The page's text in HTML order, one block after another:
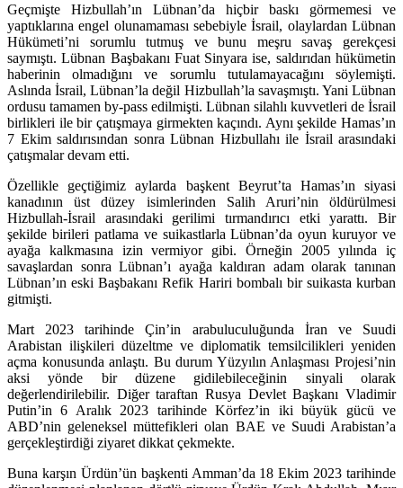
Geçmişte Hizbullah’ın Lübnan’da hiçbir baskı görmemesi ve
yaptıklarına engel olunamaması sebebiyle İsrail, olaylardan Lübnan
Hükümeti’ni sorumlu tutmuş ve bunu meşru savaş gerekçesi
saymıştı. Lübnan Başbakanı Fuat Sinyara ise, saldırıdan hükümetin
haberinin olmadığını ve sorumlu tutulamayacağını söylemişti.
Aslında İsrail, Lübnan’la değil Hizbullah’la savaşmıştı. Yani Lübnan
ordusu tamamen by-pass edilmişti. Lübnan silahlı kuvvetleri de İsrail
birlikleri ile bir çatışmaya girmekten kaçındı. Aynı şekilde Hamas’ın
7 Ekim saldırısından sonra Lübnan Hizbullahı ile İsrail arasındaki
çatışmalar devam etti.
Özellikle geçtiğimiz aylarda başkent Beyrut’ta Hamas’ın siyasi
kanadının üst düzey isimlerinden Salih Aruri’nin öldürülmesi
Hizbullah-İsrail arasındaki gerilimi tırmandırıcı etki yarattı. Bir
şekilde birileri patlama ve suikastlarla Lübnan’da oyun kuruyor ve
ayağa kalkmasına izin vermiyor gibi. Örneğin 2005 yılında iç
savaşlardan sonra Lübnan’ı ayağa kaldıran adam olarak tanınan
Lübnan’ın eski Başbakanı Refik Hariri bombalı bir suikasta kurban
gitmişti.
Mart 2023 tarihinde Çin’in arabuluculuğunda İran ve Suudi
Arabistan ilişkileri düzeltme ve diplomatik temsilcilikleri yeniden
açma konusunda anlaştı. Bu durum Yüzyılın Anlaşması Projesi’nin
aksi yönde bir düzene gidilebileceğinin sinyali olarak
değerlendirilebilir. Diğer taraftan Rusya Devlet Başkanı Vladimir
Putin’in 6 Aralık 2023 tarihinde Körfez’in iki büyük gücü ve
ABD’nin geleneksel müttefikleri olan BAE ve Suudi Arabistan’a
gerçekleştirdiği ziyaret dikkat çekmekte.
Buna karşın Ürdün’ün başkenti Amman’da 18 Ekim 2023 tarihinde